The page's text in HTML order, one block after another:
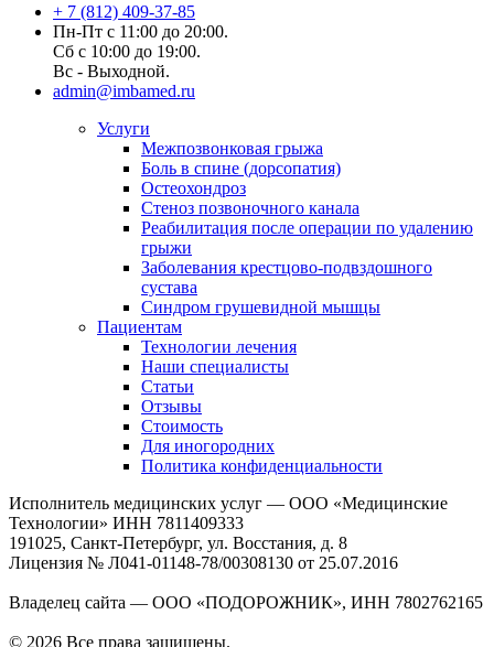
+ 7 (812) 409-37-85
Пн-Пт с 11:00 до 20:00.
Сб с 10:00 до 19:00.
Вс - Выходной.
admin@imbamed.ru
Услуги
Межпозвонковая грыжа
Боль в спине (дорсопатия)
Остеохондроз
Стеноз позвоночного канала
Реабилитация после операции по удалению
грыжи
Заболевания крест­цово-подвздошного
сустава
Синдром грушевидной мышцы
Пациентам
Технологии лечения
Наши специалисты
Статьи
Отзывы
Стоимость
Для иногородних
Политика конфиденциальности
Исполнитель медицинских услуг — ООО «Медицинские
Технологии» ИНН 7811409333
191025, Санкт-Петербург, ул. Восстания, д. 8
Лицензия № Л041-01148-78/00308130 от 25.07.2016
Владелец сайта — ООО «ПОДОРОЖНИК», ИНН 7802762165
© 2026 Все права защищены.